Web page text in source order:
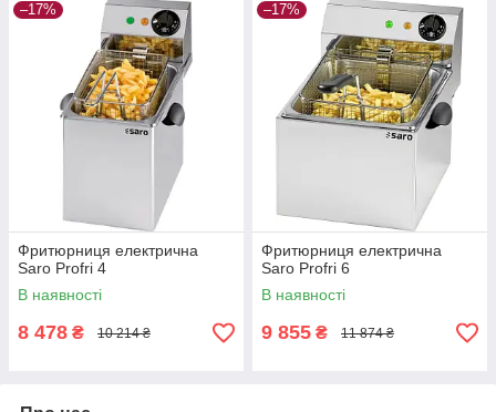
–17%
Фритюрниця електрична
Saro Profri 4
В наявності
8 478 ₴ 10 214 ₴
–17%
Фритюрниця електрична
Saro Profri 6
В наявності
9 855 ₴ 11 874 ₴